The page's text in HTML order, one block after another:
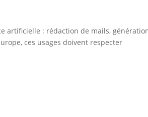
artificielle : rédaction de mails,
ces usages doivent respecter